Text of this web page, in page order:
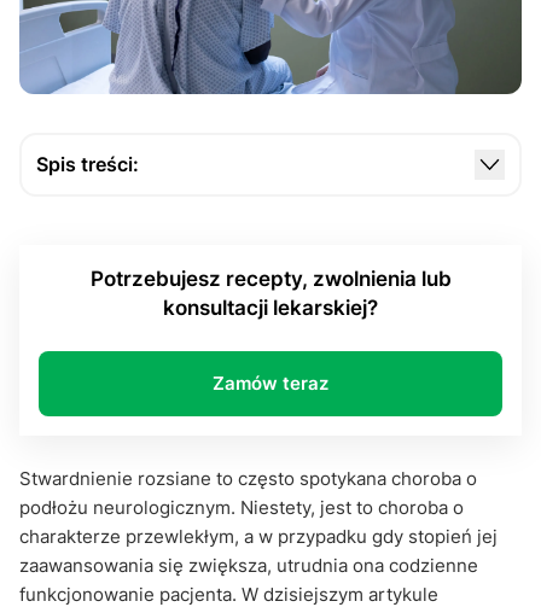
Spis treści:
Jak postępować z chorobą?
Potrzebujesz recepty, zwolnienia lub
konsultacji lekarskiej?
Zamów teraz
Stwardnienie rozsiane to często spotykana choroba o
podłożu neurologicznym. Niestety, jest to choroba o
charakterze przewlekłym, a w przypadku gdy stopień jej
zaawansowania się zwiększa, utrudnia ona codzienne
funkcjonowanie pacjenta. W dzisiejszym artykule